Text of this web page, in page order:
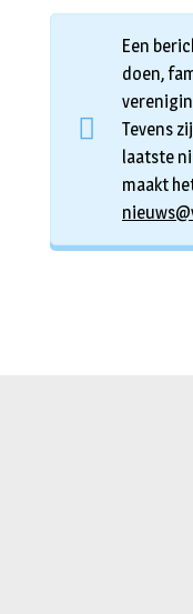
Een
doen,
Tevens
laatste
maakt